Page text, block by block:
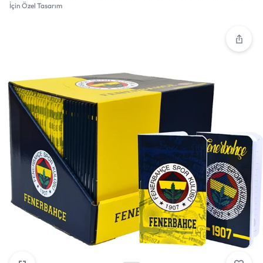
veya eklenen ürünleri görüntülemek için oturum
açın.
Mağazadaki Yenilikler
Giriş Yap
Mağazadaki Yenilikler
Giriş Yap
İçin Özel Tasarım